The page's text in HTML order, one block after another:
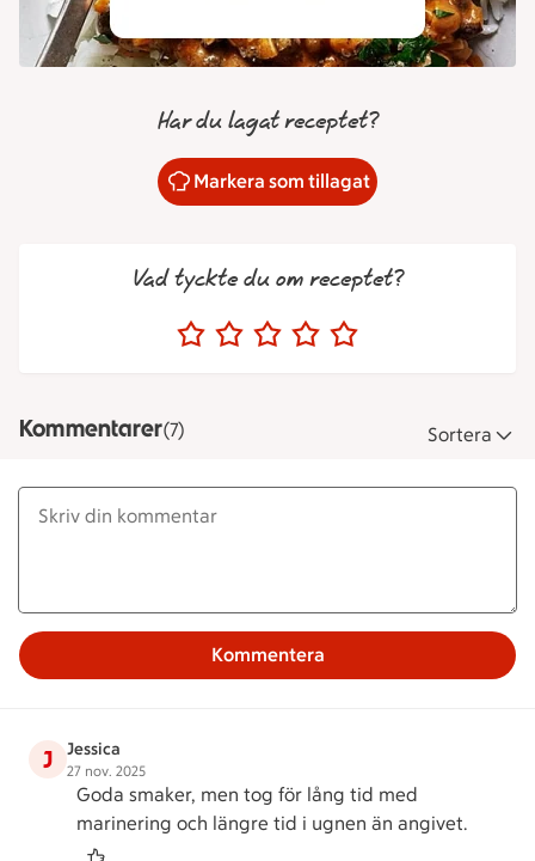
Har du lagat receptet?
Markera som tillagat
Vad tyckte du om receptet?
Kommentarer(7) Sortera
Kommentera
J Jessica
27 nov. 2025
Goda smaker, men tog för lång tid med
marinering och längre tid i ugnen än angivet.